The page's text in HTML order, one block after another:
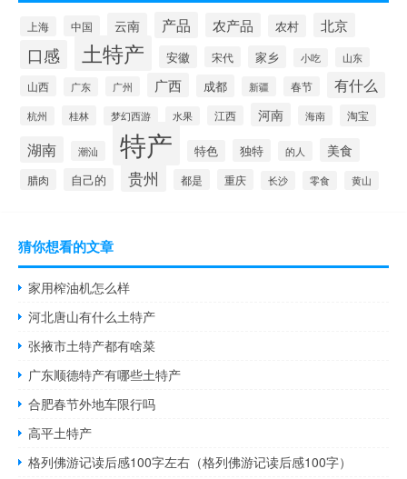
上海 中国 云南 产品 农产品 农村 北京
口感 土特产 安徽 宋代 家乡 小吃 山东
山西 广东 广州 广西 成都 新疆 春节 有什么
杭州 桂林 梦幻西游 水果 江西 河南 海南 淘宝
湖南 潮汕 特产 特色 独特 的人 美食
腊肉 自己的 贵州 都是 重庆 长沙 零食 黄山
猜你想看的文章
家用榨油机怎么样
河北唐山有什么土特产
张掖市土特产都有啥菜
广东顺德特产有哪些土特产
合肥春节外地车限行吗
高平土特产
格列佛游记读后感100字左右（格列佛游记读后感100字）